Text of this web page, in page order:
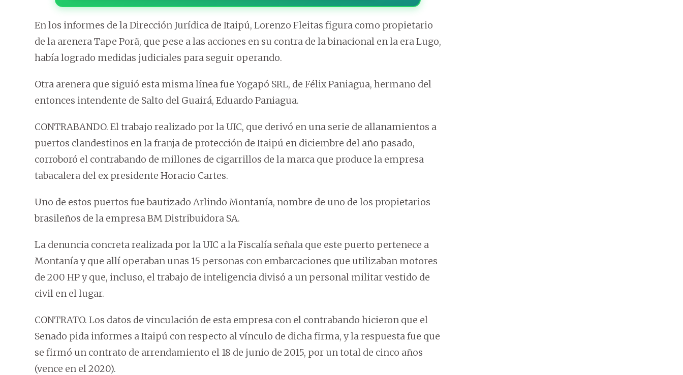
En los informes de la Dirección Jurídica de Itaipú, Lorenzo Fleitas figura como propietario
de la arenera Tape Porã, que pese a las acciones en su contra de la binacional en la era Lugo,
había logrado medidas judiciales para seguir operando.
Otra arenera que siguió esta misma línea fue Yogapó SRL, de Félix Paniagua, hermano del
entonces intendente de Salto del Guairá, Eduardo Paniagua.
CONTRABANDO. El trabajo realizado por la UIC, que derivó en una serie de allanamientos a
puertos clandestinos en la franja de protección de Itaipú en diciembre del año pasado,
corroboró el contrabando de millones de cigarrillos de la marca que produce la empresa
tabacalera del ex presidente Horacio Cartes.
Uno de estos puertos fue bautizado Arlindo Montanía, nombre de uno de los propietarios
brasileños de la empresa BM Distribuidora SA.
La denuncia concreta realizada por la UIC a la Fiscalía señala que este puerto pertenece a
Montanía y que allí operaban unas 15 personas con embarcaciones que utilizaban motores
de 200 HP y que, incluso, el trabajo de inteligencia divisó a un personal militar vestido de
civil en el lugar.
CONTRATO. Los datos de vinculación de esta empresa con el contrabando hicieron que el
Senado pida informes a Itaipú con respecto al vínculo de dicha firma, y la respuesta fue que
se firmó un contrato de arrendamiento el 18 de junio de 2015, por un total de cinco años
(vence en el 2020).